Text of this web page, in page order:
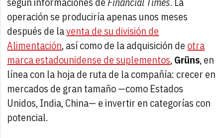
operación se produciría apenas unos meses
después de laventa de su división de
Alimentación, así como de la adquisición de otra
marca estadounidense de suplementos,Grüns, en
línea con la hoja de ruta de la compañía: crecer en
mercados de gran tamaño —como Estados
Unidos, India, China— e invertir en categorías con
potencial.